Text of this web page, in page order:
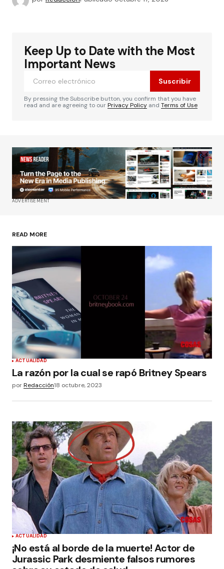
Keep Up to Date with the Most
Important News
Suscribir
By pressing the Subscribe button, you confirm that you have
read and are agreeing to ourPrivacy Policy and Terms of Use
ADVERTISEMENT
READ MORE
ACTUALIDAD
La razón por la cual se rapó Britney Spears
porRedacción18 octubre, 2023
ACTUALIDAD
¡No está al borde de la muerte! Actor de
Jurassic Park desmiente falsos rumores